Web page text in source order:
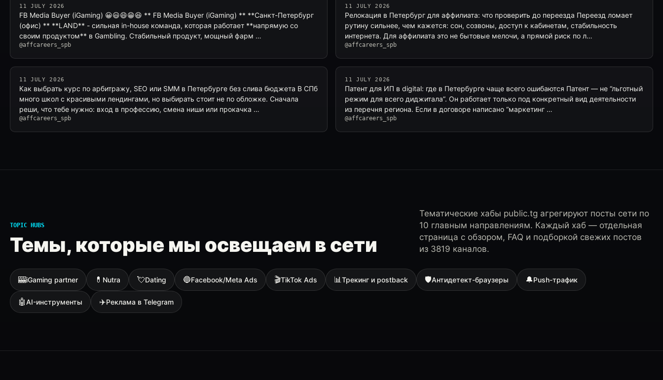
11 JULY 2026
FB Media Buyer (iGaming) 😀😃😄😁😆 ** FB Media Buyer (iGaming) ** **Санкт-Петербург
(офис) ** **LAND** - сильная in-house команда, которая работает **напрямую со
своим продуктом** в Gambling. Стабильный продукт, мощный фарм …
@affcareers_spb
11 JULY 2026
Релокация в Петербург для аффилиата: что проверить до переезда Переезд ломает
рутину сильнее, чем кажется: сон, созвоны, доступ к кабинетам, стабильность
интернета. Для аффилиата это не бытовые мелочи, а прямой риск по л…
@affcareers_spb
11 JULY 2026
Как выбрать курс по арбитражу, SEO или SMM в Петербурге без слива бюджета В СПб
много школ с красивыми лендингами, но выбирать стоит не по обложке. Сначала
реши, что тебе нужно: вход в профессию, смена ниши или прокачка …
@affcareers_spb
11 JULY 2026
Патент для ИП в digital: где в Петербурге чаще всего ошибаются Патент — не “льготный
режим для всего диджитала”. Он работает только под конкретный вид деятельности
из перечня региона. Если в договоре написано “маркетинг …
@affcareers_spb
TOPIC HUBS
Темы, которые мы освещаем в сети
Тематические хабы public.tg агрегируют посты сети по
10 главным направлениям. Каждый хаб — отдельная
страница с обзором, FAQ и подборкой свежих постов
из 3819 каналов.
🎰iGaming partner 💊 Nutra 💘Dating 🔵Facebook/Meta Ads 🎬TikTok Ads 📊Трекинг и postback 🛡Антидетект-браузеры 🔔Push-трафик
🤖AI-инструменты ✈️Реклама в Telegram